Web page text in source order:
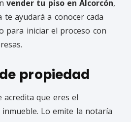
vender tu piso en Alcorcón,
te ayudará a conocer cada
para iniciar el proceso con
propiedad
acredita que eres el
Lo emite la notaría